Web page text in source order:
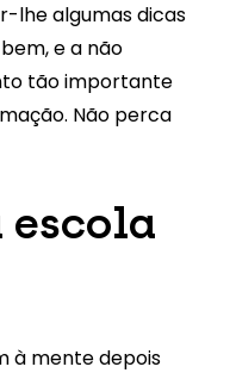
lhe algumas dicas
e a não
tão importante
Não perca
escola
à mente depois